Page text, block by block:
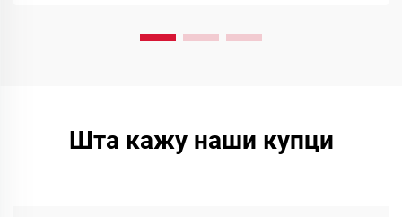
Шта кажу наши купци